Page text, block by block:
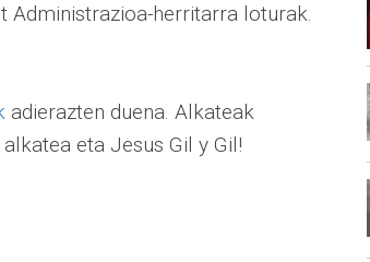
Administrazioa-herritarra loturak.
adierazten duena. Alkateak
eta Jesus Gil y Gil!